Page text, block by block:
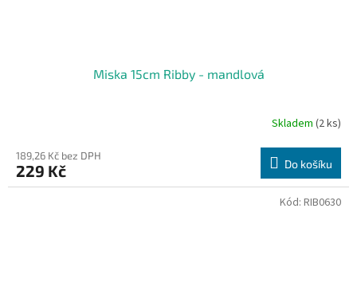
Miska 15cm Ribby - mandlová
Skladem (2 ks)
189,26 Kč bez DPH
229 Kč Do košíku
Kód: RIB0630